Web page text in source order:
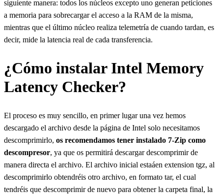
siguiente manera: todos los núcleos excepto uno generan peticiones
a memoria para sobrecargar el acceso a la RAM de la misma,
mientras que el último núcleo realiza telemetría de cuando tardan, es
decir, mide la latencia real de cada transferencia.
¿Cómo instalar Intel Memory
Latency Checker?
El proceso es muy sencillo, en primer lugar una vez hemos
descargado el archivo desde la página de Intel solo necesitamos
descomprimirlo, os recomendamos tener instalado 7-Zip como
descompresor, ya que os permitirá descargar descomprimir de
manera directa el archivo. El archivo inicial estaáen extension tgz, al
descomprimirlo obtendréis otro archivo, en formato tar, el cual
tendréis que descomprimir de nuevo para obtener la carpeta final, la